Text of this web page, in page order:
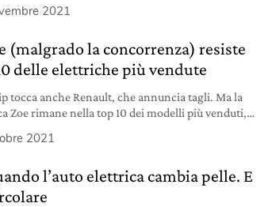
2021
(malgrado la concorrenza) resiste
delle elettriche più vendute
tocca anche Renault, che annuncia tagli. Ma la
Zoe rimane nella top 10 dei modelli più venduti,
2021
l’auto elettrica cambia pelle. E